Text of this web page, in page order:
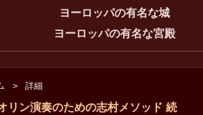
ヨーロッパの有名な城
ヨーロッパの有名な宮殿
詳細
リン演奏のための志村メソッド 続